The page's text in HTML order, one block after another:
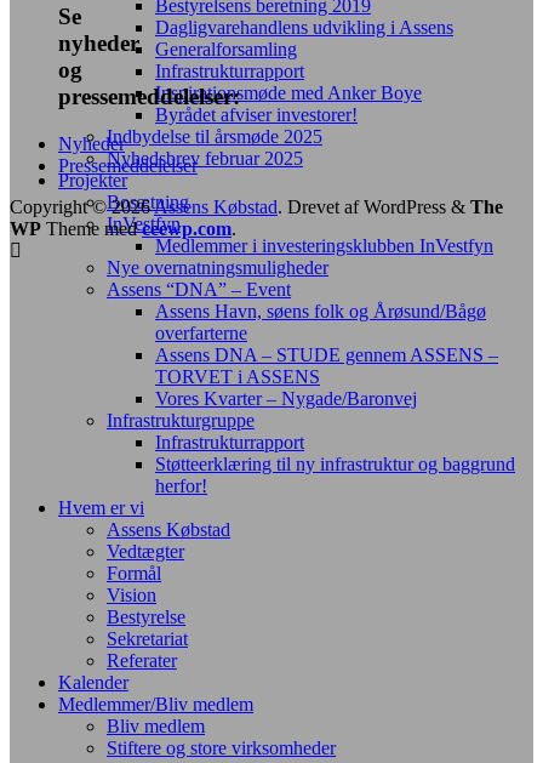
Bestyrelsens beretning 2019
Dagligvarehandlens udvikling i Assens
Generalforsamling
Infrastrukturrapport
Inspirationsmøde med Anker Boye
Byrådet afviser investorer!
Indbydelse til årsmøde 2025
Nyhedsbrev februar 2025
Projekter
Bosætning
InVestfyn
Medlemmer i investeringsklubben InVestfyn
Nye overnatningsmuligheder
Assens “DNA” – Event
Assens Havn, søens folk og Årøsund/Bågø
overfarterne
Assens DNA – STUDE gennem ASSENS –
TORVET i ASSENS
Vores Kvarter – Nygade/Baronvej
Infrastrukturgruppe
Infrastrukturrapport
Støtteerklæring til ny infrastruktur og baggrund
herfor!
Hvem er vi
Assens Købstad
Vedtægter
Formål
Vision
Bestyrelse
Sekretariat
Referater
Kalender
Medlemmer/Bliv medlem
Bliv medlem
Stiftere og store virksomheder
Se
nyheder
og
pressemeddelelser:
Nyheder
Pressemeddelelser
Copyright © 2026Assens Købstad. Drevet af WordPress & The
WP Theme medceewp.com.